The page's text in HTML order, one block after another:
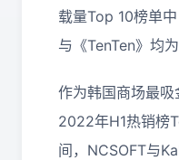
载量Top 10榜单
与《TenTen》均
作为韩国商场最吸
2022年H1热销榜
间，NCSOFT与